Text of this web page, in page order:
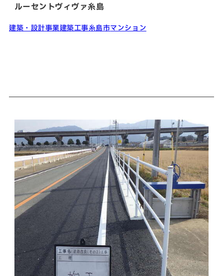
ルーセントヴィヴァ糸島
建築・設計事業建築工事糸島市マンション